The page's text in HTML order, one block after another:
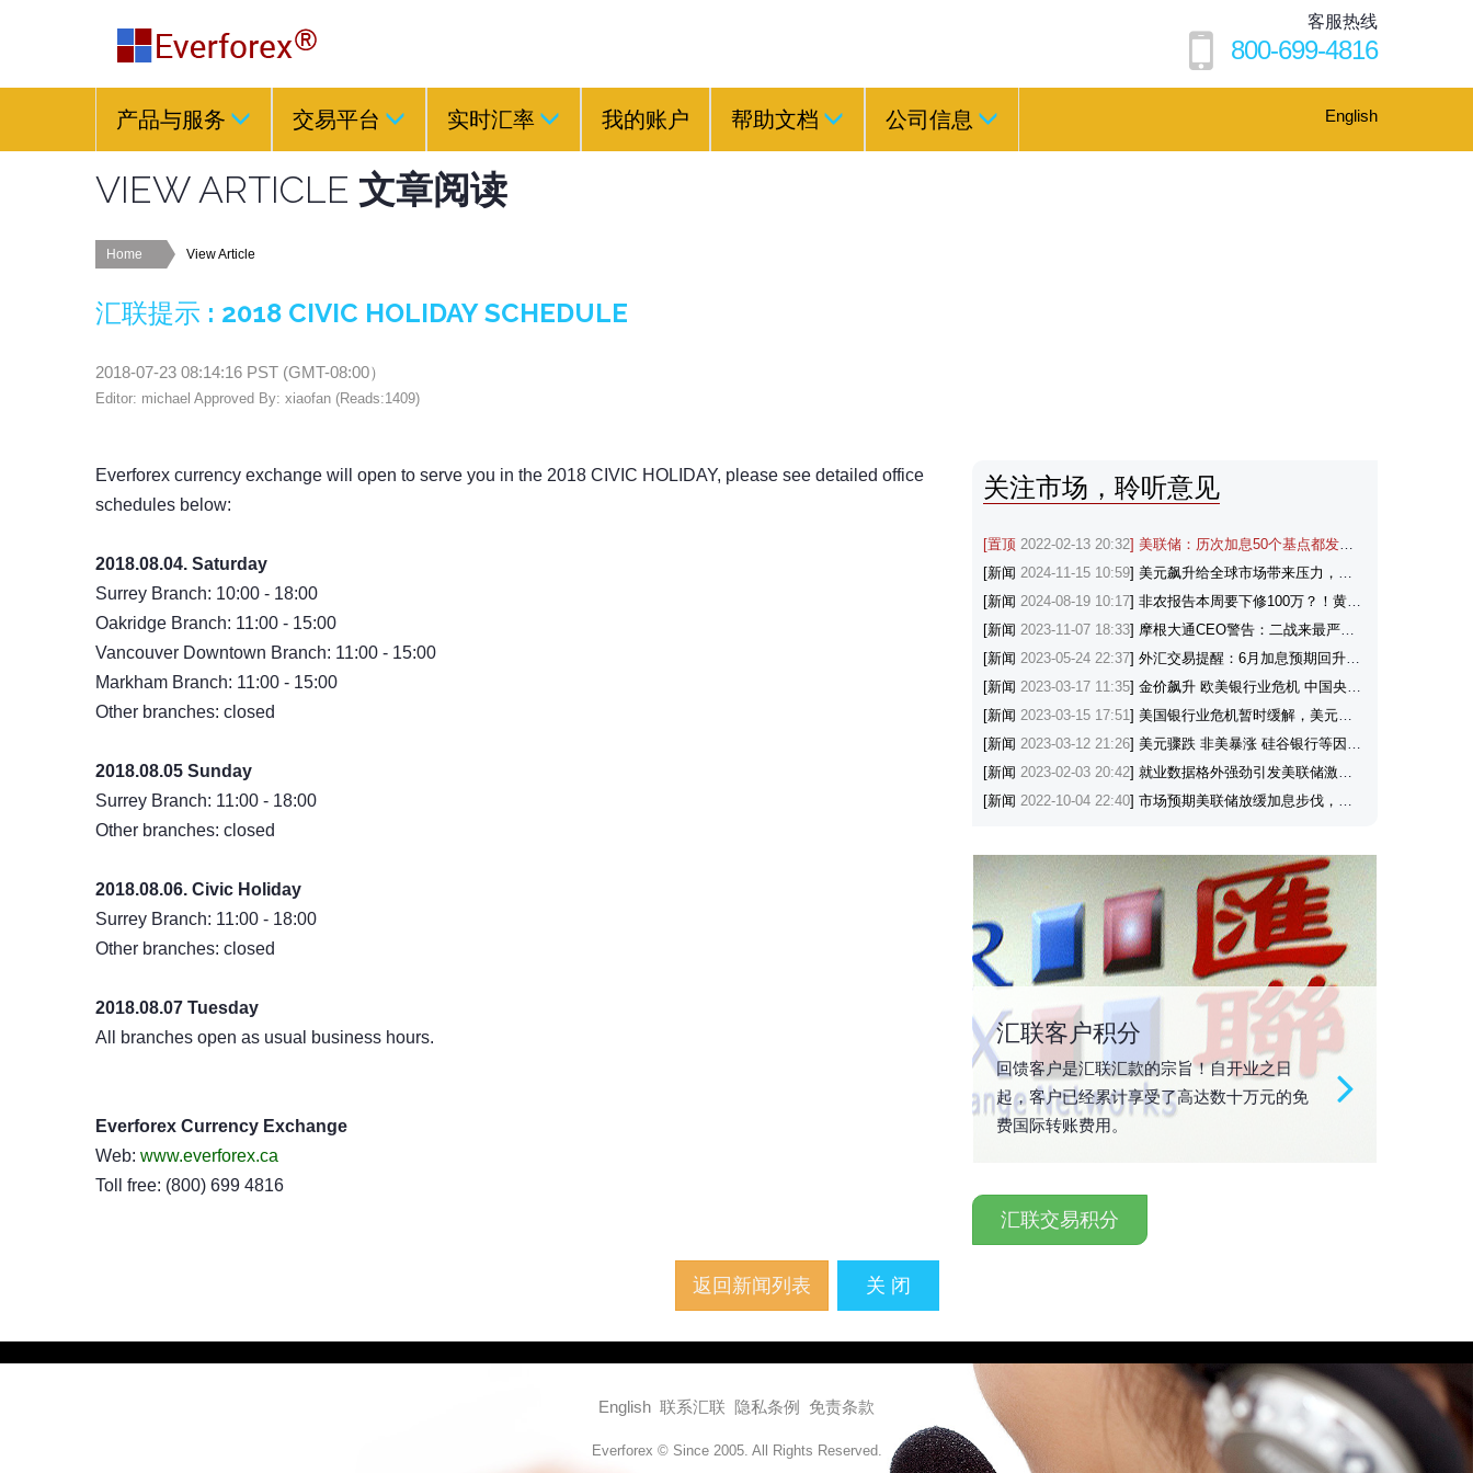
客服热线
800-699-4816
产品与服务 交易平台 实时汇率 我的账户 帮助文档 公司信息 English
VIEW ARTICLE 文章阅读
Home View Article
汇联提示 : 2018 CIVIC HOLIDAY SCHEDULE
2018-07-23 08:14:16 PST (GMT-08:00）
Editor: michael Approved By: xiaofan (Reads:1409)
Everforex currency exchange will open to serve you in the 2018 CIVIC HOLIDAY, please see detailed office
schedules below:
2018.08.04. Saturday
Surrey Branch: 10:00 - 18:00
Oakridge Branch: 11:00 - 15:00
Vancouver Downtown Branch: 11:00 - 15:00
Markham Branch: 11:00 - 15:00
Other branches: closed
2018.08.05 Sunday
Surrey Branch: 11:00 - 18:00
Other branches: closed
2018.08.06. Civic Holiday
Surrey Branch: 11:00 - 18:00
Other branches: closed
2018.08.07 Tuesday
All branches open as usual business hours.
Everforex Currency Exchange
Web: www.everforex.ca
Toll free: (800) 699 4816
返回新闻列表 关 闭
关注市场，聆听意见
[置顶 2022-02-13 20:32] 美联储：历次加息50个基点都发生了什么？
[新闻 2024-11-15 10:59] 美元飙升给全球市场带来压力，涨势能否延续？
[新闻 2024-08-19 10:17] 非农报告本周要下修100万？！黄金与美元会如何反应？
[新闻 2023-11-07 18:33] 摩根大通CEO警告：二战来最严重的全球危机或将来临，因俄乌冲突和中东冲突持续
[新闻 2023-05-24 22:37] 外汇交易提醒：6月加息预期回升+投资者寻求避险，美元刷新逾两个月高点
[新闻 2023-03-17 11:35] 金价飙升 欧美银行业危机 中国央行降准支持避险黄金
[新闻 2023-03-15 17:51] 美国银行业危机暂时缓解，美元和美联储政策前景机构怎么看？
[新闻 2023-03-12 21:26] 美元骤跌 非美暴涨 硅谷银行等因素推动金价突破1880，机构看涨
[新闻 2023-02-03 20:42] 就业数据格外强劲引发美联储激进行动担忧，美元创近四个半月最佳单日表现
[新闻 2022-10-04 22:40] 市场预期美联储放缓加息步伐，金价触及三周高位，OPEC+将减产助力油价大涨近4%
汇联客户积分
回馈客户是汇联汇款的宗旨！自开业之日
起，客户已经累计享受了高达数十万元的免
费国际转账费用。
汇联交易积分
English 联系汇联 隐私条例 免责条款
Everforex © Since 2005. All Rights Reserved.